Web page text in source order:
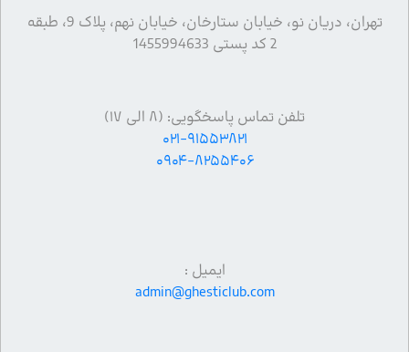
تهران، دریان نو، خیابان ستارخان، خیابان نهم، پلاک 9، طبقه
2 کد پستی 1455994633
تلفن تماس پاسخگویی: (۸ الی ۱۷)
۰۲۱-۹۱۵۵۳۸۲۱
۰۹۰۴-۸۲۵۵۴۰۶
ایمیل :
admin@ghesticlub.com